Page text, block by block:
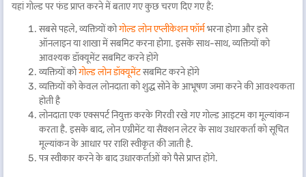
यहां गोल्ड पर फंड प्राप्त करने में बताए गए कुछ चरण दिए गए हैं:
सबसे पहले, व्यक्तियों कोगोल्ड लोन एप्लीकेशन फॉर्मभरना होगा और इसे
ऑनलाइन या शाखा में सबमिट करना होगा. इसके साथ-साथ, व्यक्तियों को
आवश्यक डॉक्यूमेंट सबमिट करने होंगे
व्यक्तियों कोगोल्ड लोन डॉक्यूमेंटसबमिट करने होंगे
व्यक्तियों को केवल लोनदाता को शुद्ध सोने के आभूषण जमा करने की आवश्यकता
होती है
लोनदाता एक एक्सपर्ट नियुक्त करके गिरवी रखे गए गोल्ड आइटम का मूल्यांकन
करता है. इसके बाद, लोन एग्रीमेंट या सैंक्शन लेटर के साथ उधारकर्ता को सूचित
मूल्यांकन के आधार पर राशि स्वीकृत की जाती है.
पत्र स्वीकार करने के बाद उधारकर्ताओं को पैसे प्राप्त होंगे.